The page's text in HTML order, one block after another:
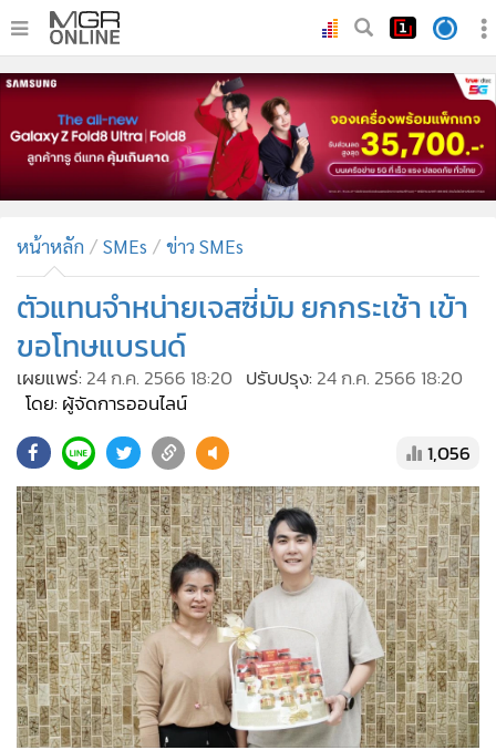
• หน้าหลัก
ทันเหตุการณ์
ภาคใต้
• ภูมิภาค
• บันเทิง
ผู้จัดการรายวัน
• คอลัมนิสต์
• ละคร
CbizReview
• ผู้จัดกวน
• Good health & Well-being
• Green Innovation & SD
• Management & HR
• MGR Live
• Infographic
• การเมือง
• ท่องเที่ยว
• กีฬา
หน้าหลัก SMEs ข่าว SMEs
ตัวแทนจำหน่ายเจสซี่มัม ยกกระเช้า เข้า
ขอโทษแบรนด์
เผยแพร่: 24 ก.ค. 2566 18:20 ปรับปรุง: 24 ก.ค. 2566 18:20
โดย: ผู้จัดการออนไลน์
1,056